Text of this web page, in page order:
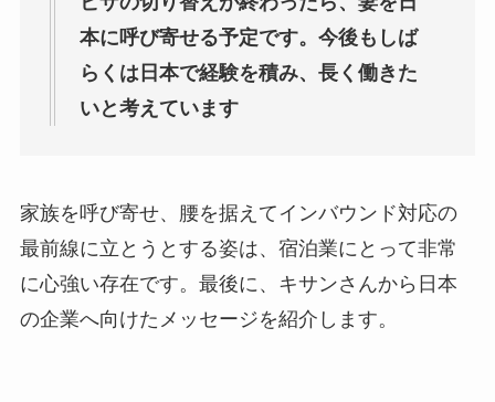
本に呼び寄せる予定です。今後もしば
らくは日本で経験を積み、長く働きた
いと考えています
家族を呼び寄せ、腰を据えてインバウンド対応の
最前線に立とうとする姿は、宿泊業にとって非常
に心強い存在です。最後に、キサンさんから日本
の企業へ向けたメッセージを紹介します。